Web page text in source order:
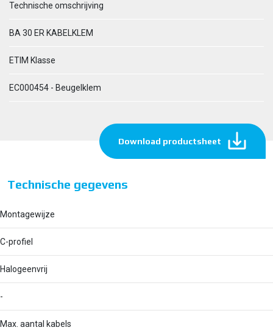
Technische omschrijving
BA 30 ER KABELKLEM
ETIM Klasse
EC000454 - Beugelklem
Download productsheet
Technische gegevens
Montagewijze
C-profiel
Halogeenvrij
-
Max. aantal kabels